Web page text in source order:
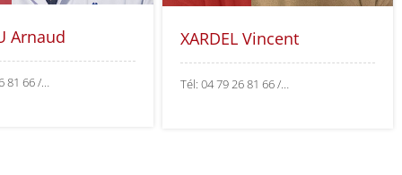
Arnaud
81 66 /…
XARDEL Vincent
Tél: 04 79 26 81 66 /…